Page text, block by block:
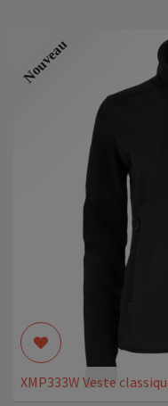
XMP333W Veste
Nouveau